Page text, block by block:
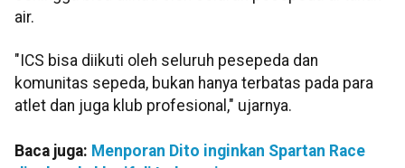
air.
"ICS bisa diikuti oleh seluruh pesepeda dan
komunitas sepeda, bukan hanya terbatas pada para
atlet dan juga klub profesional," ujarnya.
Baca juga: Menporan Dito inginkan Spartan Race